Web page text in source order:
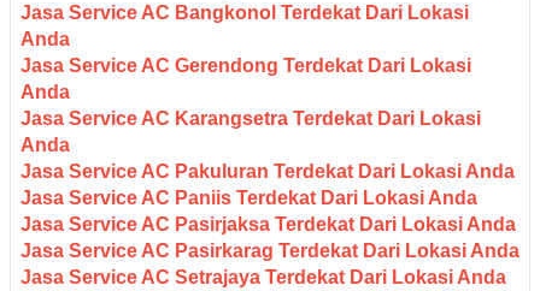
Jasa Service AC Bangkonol Terdekat Dari Lokasi
Anda
Jasa Service AC Gerendong Terdekat Dari Lokasi
Anda
Jasa Service AC Karangsetra Terdekat Dari Lokasi
Anda
Jasa Service AC Pakuluran Terdekat Dari Lokasi Anda
Jasa Service AC Paniis Terdekat Dari Lokasi Anda
Jasa Service AC Pasirjaksa Terdekat Dari Lokasi Anda
Jasa Service AC Pasirkarag Terdekat Dari Lokasi Anda
Jasa Service AC Setrajaya Terdekat Dari Lokasi Anda